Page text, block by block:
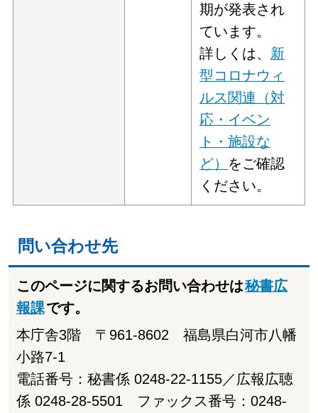
期が発表され
ています。
詳しくは、 新
型コロナウィ
ルス関連（対
応・イベン
ト・施設な
ど） をご確認
ください。
問い合わせ先
このページに関するお問い合わせは秘書広
報課です。
本庁舎3階 〒961-8602 福島県白河市八幡
小路7-1
電話番号：秘書係 0248-22-1155／広報広聴
係 0248-28-5501 ファックス番号：0248-